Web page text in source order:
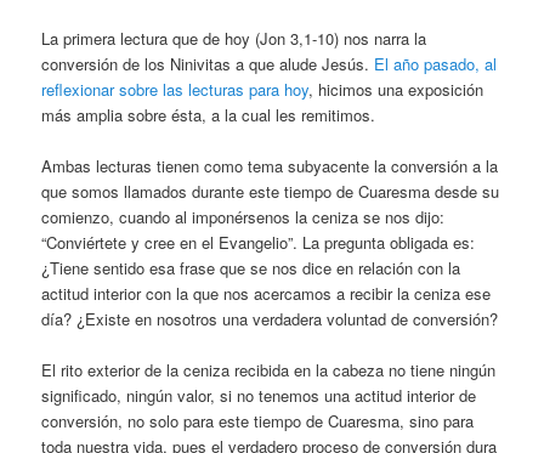
La primera lectura que de hoy (Jon 3,1-10) nos narra la
conversión de los Ninivitas a que alude Jesús. El año pasado, al
reflexionar sobre las lecturas para hoy, hicimos una exposición
más amplia sobre ésta, a la cual les remitimos.
Ambas lecturas tienen como tema subyacente la conversión a la
que somos llamados durante este tiempo de Cuaresma desde su
comienzo, cuando al imponérsenos la ceniza se nos dijo:
“Conviértete y cree en el Evangelio”. La pregunta obligada es:
¿Tiene sentido esa frase que se nos dice en relación con la
actitud interior con la que nos acercamos a recibir la ceniza ese
día? ¿Existe en nosotros una verdadera voluntad de conversión?
El rito exterior de la ceniza recibida en la cabeza no tiene ningún
significado, ningún valor, si no tenemos una actitud interior de
conversión, no solo para este tiempo de Cuaresma, sino para
toda nuestra vida, pues el verdadero proceso de conversión dura